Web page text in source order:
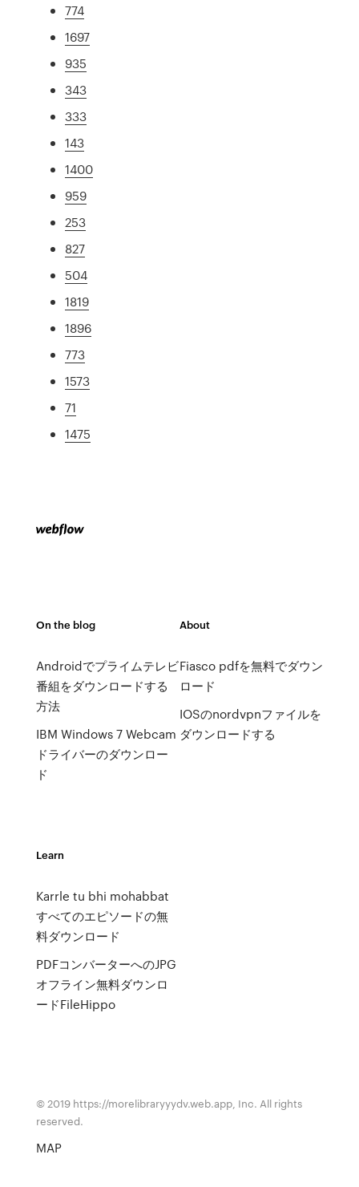
774
1697
935
343
333
143
1400
959
253
827
504
1819
1896
773
1573
71
1475
On the blog
Androidでプライムテレビ
番組をダウンロードする
方法
IBM Windows 7 Webcam
ドライバーのダウンロー
ド
About
Fiasco pdfを無料でダウン
ロード
IOSのnordvpnファイルを
ダウンロードする
Learn
Karrle tu bhi mohabbat
すべてのエピソードの無
料ダウンロード
PDFコンバーターへのJPG
オフライン無料ダウンロ
ードFileHippo
© 2019 https://morelibraryyydv.web.app, Inc. All rights
reserved.
MAP